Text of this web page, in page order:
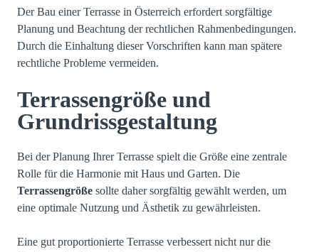
Der Bau einer Terrasse in Österreich erfordert sorgfältige
Planung und Beachtung der rechtlichen Rahmenbedingungen.
Durch die Einhaltung dieser Vorschriften kann man spätere
rechtliche Probleme vermeiden.
Terrassengröße und
Grundrissgestaltung
Bei der Planung Ihrer Terrasse spielt die Größe eine zentrale
Rolle für die Harmonie mit Haus und Garten. Die
Terrassengröße sollte daher sorgfältig gewählt werden, um
eine optimale Nutzung und Ästhetik zu gewährleisten.
Eine gut proportionierte Terrasse verbessert nicht nur die